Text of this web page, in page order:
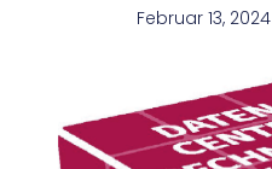
Februar 13, 2024